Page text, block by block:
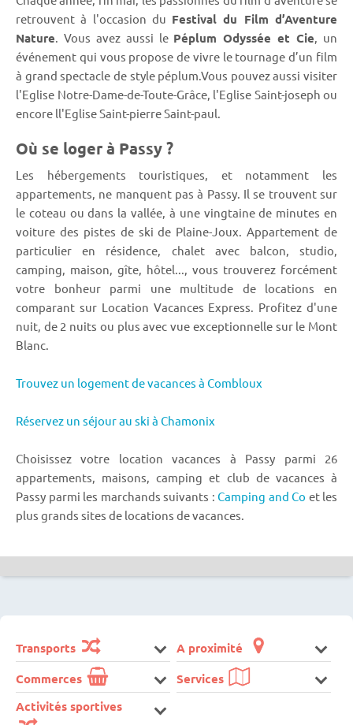
retrouvent à l'occasion du Festival du Film d’Aventure
Nature . Vous avez aussi le Péplum Odyssée et Cie , un
événement qui vous propose de vivre le tournage d’un film
à grand spectacle de style péplum.Vous pouvez aussi visiter
l'Eglise Notre-Dame-de-Toute-Grâce, l'Eglise Saint-joseph ou
encore ll'Eglise Saint-pierre Saint-paul.
Où se loger à Passy ?
Les hébergements touristiques, et notamment les
appartements, ne manquent pas à Passy. Il se trouvent sur
le coteau ou dans la vallée, à une vingtaine de minutes en
voiture des pistes de ski de Plaine-Joux. Appartement de
particulier en résidence, chalet avec balcon, studio,
camping, maison, gîte, hôtel..., vous trouverez forcément
votre bonheur parmi une multitude de locations en
comparant sur Location Vacances Express. Profitez d'une
nuit, de 2 nuits ou plus avec vue exceptionnelle sur le Mont
Blanc.
Trouvez un logement de vacances à Combloux
Réservez un séjour au ski à Chamonix
Choisissez votre location vacances à Passy parmi 26
appartements, maisons, camping et club de vacances à
Passy parmi les marchands suivants : Camping and Co et les
plus grands sites de locations de vacances.
Transports
A proximité
Commerces
Services
Activités sportives